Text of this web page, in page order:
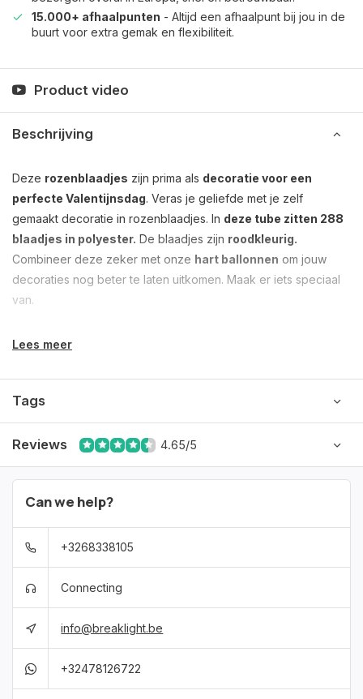
15.000+ afhaalpunten - Altijd een afhaalpunt bij jou in de
buurt voor extra gemak en flexibiliteit.
Product video
Beschrijving
Deze rozenblaadjes zijn prima als decoratie voor een
perfecte Valentijnsdag. Veras je geliefde met je zelf
gemaakt decoratie in rozenblaadjes. In deze tube zitten 288
blaadjes in polyester. De blaadjes zijn roodkleurig.
Combineer deze zeker met onze hart ballonnen om jouw
decoraties nog beter te laten uitkomen. Maak er iets speciaal
van.
Lees meer
Tags
Reviews 4.65/5
Can we help?
+3268338105
Connecting
info@breaklight.be
+32478126722